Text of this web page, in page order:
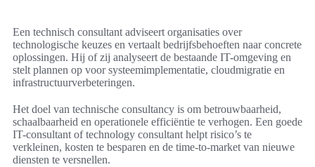
Een technisch consultant adviseert organisaties over
technologische keuzes en vertaalt bedrijfsbehoeften naar concrete
oplossingen. Hij of zij analyseert de bestaande IT-omgeving en
stelt plannen op voor systeemimplementatie, cloudmigratie en
infrastructuurverbeteringen.
Het doel van technische consultancy is om betrouwbaarheid,
schaalbaarheid en operationele efficiëntie te verhogen. Een goede
IT-consultant of technology consultant helpt risico’s te
verkleinen, kosten te besparen en de time-to-market van nieuwe
diensten te versnellen.